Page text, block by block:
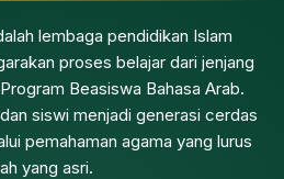
lembaga pendidikan Islam
proses belajar dari jenjang
Beasiswa Bahasa Arab.
siswi menjadi generasi cerdas
pemahaman agama yang lurus
yang asri.